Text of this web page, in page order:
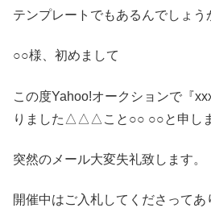
テンプレートでもあるんでしょう
○○様、初めまして
この度Yahoo!オークションで『
りました△△△こと○○ ○○と申しま
突然のメール大変失礼致します。
開催中はご入札してくださってあ